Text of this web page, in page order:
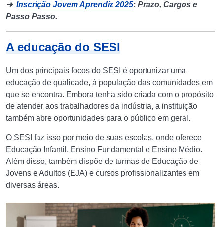
➜ Inscrição Jovem Aprendiz 2025: Prazo, Cargos e
Passo Passo.
A educação do SESI
Um dos principais focos do SESI é oportunizar uma
educação de qualidade, à população das comunidades em
que se encontra. Embora tenha sido criada com o propósito
de atender aos trabalhadores da indústria, a instituição
também abre oportunidades para o público em geral.
O SESI faz isso por meio de suas escolas, onde oferece
Educação Infantil, Ensino Fundamental e Ensino Médio.
Além disso, também dispõe de turmas de Educação de
Jovens e Adultos (EJA) e cursos profissionalizantes em
diversas áreas.